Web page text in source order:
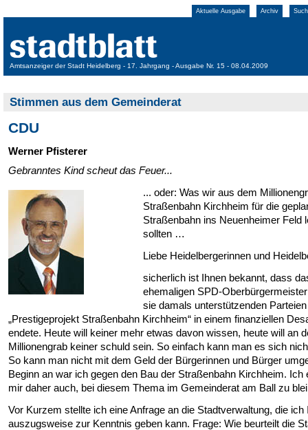
Aktuelle Ausgabe Archiv
Amtsanzeiger der Stadt Heidelberg - 17. Jahrgang - Ausgabe Nr. 15 - 08.04.2009
Stimmen aus dem Gemeinderat
CDU
Werner Pfisterer
Gebranntes Kind scheut das Feuer...
... oder: Was wir aus dem
Straßenbahn Kirchheim für die
Straßenbahn ins Neuenheimer Feld
sollten …
Liebe Heidelbergerinnen und
sicherlich ist Ihnen bekannt, dass
ehemaligen SPD-
sie damals unterstützenden
„Prestigeprojekt Straßenbahn Kirchheim“ in einem finanziellen
endete. Heute will keiner mehr etwas davon wissen, heute will an
Millionengrab keiner schuld sein. So einfach kann man es sich
So kann man nicht mit dem Geld der Bürgerinnen und Bürger
Beginn an war ich gegen den Bau der Straßenbahn Kirchheim. Ich
mir daher auch, bei diesem Thema im Gemeinderat am Ball zu
Vor Kurzem stellte ich eine Anfrage an die Stadtverwaltung, die ich
auszugsweise zur Kenntnis geben kann. Frage: Wie beurteilt die